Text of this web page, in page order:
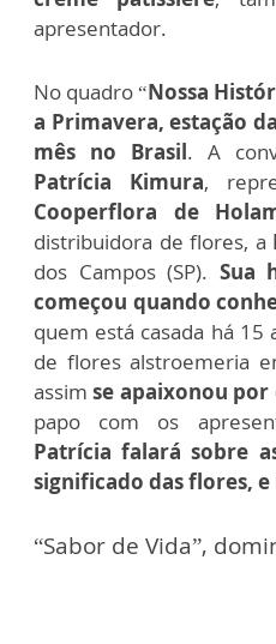
apresentador.
No quadro “Nossa
a Primavera, estação
mês no Brasil. A
Patrícia Kimura,
Cooperflora de
distribuidora de flores, a
dos Campos (SP). Sua
começou quando
quem está casada há
de flores alstroemeria
assim se apaixonou por
papo com os
Patrícia falará sobre
significado das flores,
“Sabor de Vida”,